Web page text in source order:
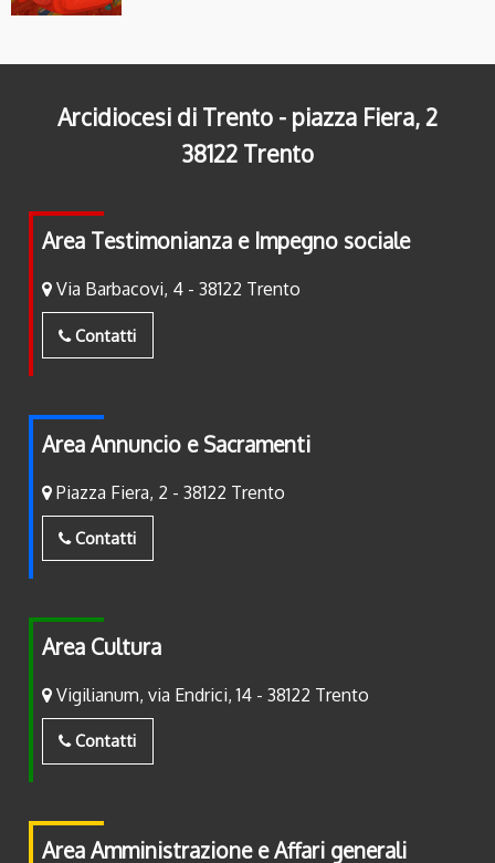
Arcidiocesi di Trento - piazza Fiera, 2
38122 Trento
Area Testimonianza e Impegno sociale
Via Barbacovi, 4 - 38122 Trento
Contatti
Area Annuncio e Sacramenti
Piazza Fiera, 2 - 38122 Trento
Contatti
Area Cultura
Vigilianum, via Endrici, 14 - 38122 Trento
Contatti
Area Amministrazione e Affari generali